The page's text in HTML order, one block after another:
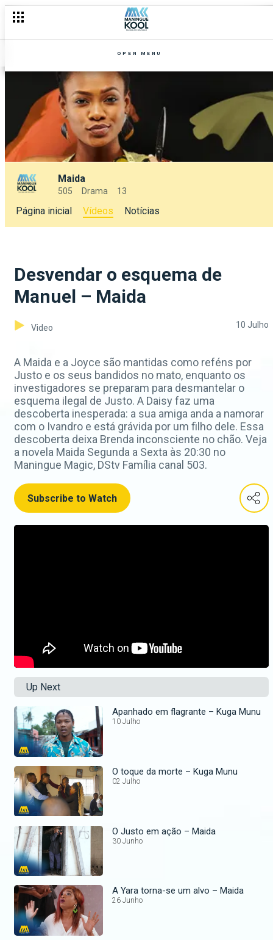
OPEN MENU
Maida
505 Drama 13
Página inicial Vídeos Notícias
Desvendar o esquema de
Manuel – Maida
Video 10 Julho
A Maida e a Joyce são mantidas como reféns por
Justo e os seus bandidos no mato, enquanto os
investigadores se preparam para desmantelar o
esquema ilegal de Justo. A Daisy faz uma
descoberta inesperada: a sua amiga anda a namorar
com o Ivandro e está grávida por um filho dele. Essa
descoberta deixa Brenda inconsciente no chão. Veja
a novela Maida Segunda a Sexta às 20:30 no
Maningue Magic, DStv Família canal 503.
Subscribe to Watch
Up Next
Apanhado em flagrante – Kuga Munu
10 Julho
O toque da morte – Kuga Munu
02 Julho
O Justo em ação – Maida
30 Junho
A Yara torna-se um alvo – Maida
26 Junho